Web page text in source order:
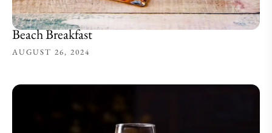
Beach Breakfast
AUGUST 26, 2024